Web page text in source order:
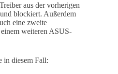
aus der vorherigen
blockiert. Außerdem
eine zweite
einem weiteren ASUS-
in diesem Fall: